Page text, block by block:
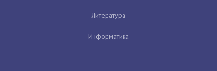
Литература
Информатика